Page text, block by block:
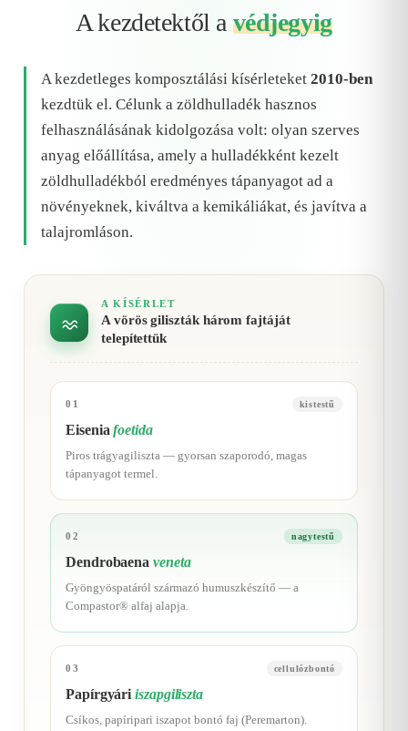
A kezdetektől a védjegyig
A kezdetleges komposztálási kísérleteket 2010-ben
kezdtük el. Célunk a zöldhulladék hasznos
felhasználásának kidolgozása volt: olyan szerves
anyag előállítása, amely a hulladékként kezelt
zöldhulladékból eredményes tápanyagot ad a
növényeknek, kiváltva a kemikáliákat, és javítva a
talajromláson.
A KÍSÉRLET
A vörös giliszták három fajtáját
telepítettük
01 kistestű
Eiseniafoetida
Piros trágyagiliszta — gyorsan szaporodó, magas
tápanyagot termel.
02 nagytestű
Dendrobaenaveneta
Gyöngyöspatáról származó humuszkészítő — a
Compastor® alfaj alapja.
03 cellulózbontó
Papírgyáriiszapgiliszta
Csíkos, papíripari iszapot bontó faj (Peremarton).